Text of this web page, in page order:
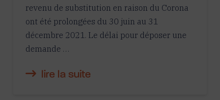
revenu de substitution en raison du Corona
ont été prolongées du 30 juin au 31
décembre 2021. Le délai pour déposer une
demande …
lire la suite